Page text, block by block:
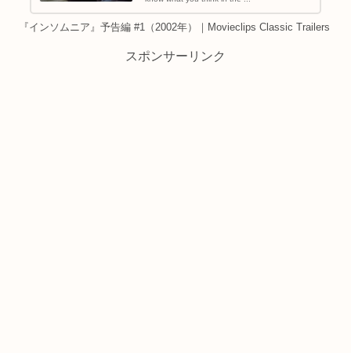
『インソムニア』予告編 #1（2002年）｜Movieclips Classic Trailers
スポンサーリンク